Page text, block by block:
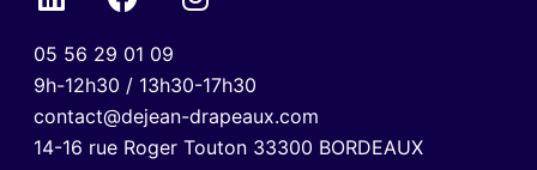
05 56 29 01 09
9h-12h30 / 13h30-17h30
contact@dejean-drapeaux.com
14-16 rue Roger Touton 33300 BORDEAUX